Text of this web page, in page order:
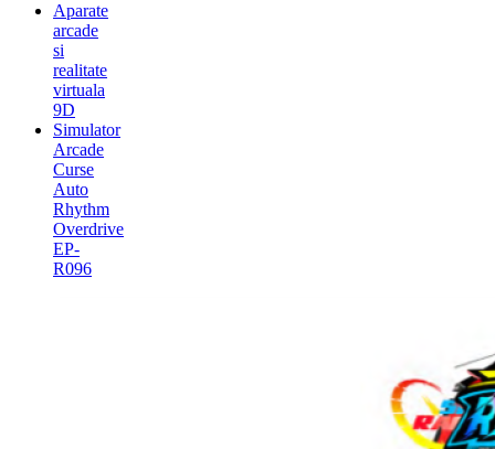
Aparate
arcade
si
realitate
virtuala
9D
Simulator
Arcade
Curse
Auto
Rhythm
Overdrive
EP-
R096